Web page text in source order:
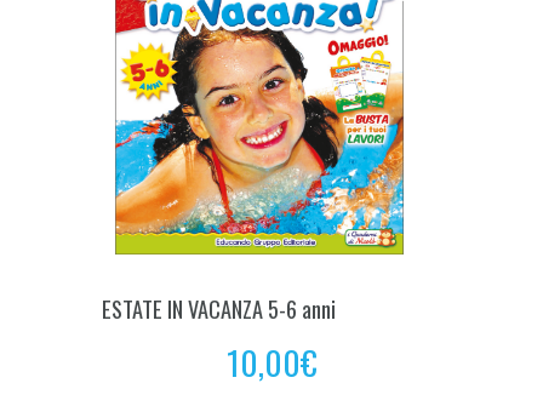
ESTATE IN VACANZA 5-6 anni
10,00€